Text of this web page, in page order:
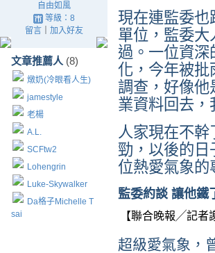
自由如風
等級：8
留言｜ 加入好友
文章推薦人 (8)
燉奶(冷眼看人生)
jamestyle
老楊
A.L.
SCFtw2
Lohengrin
Luke-Skywalker
Da格子Michelle T
sai
現在連監委也
單位，監委
過。一位資
化，今年被
調查，好像
業資料回去，
人家現在不
勁，以後的
位熱愛氣象的
監委約談 讓他鐵
【聯合晚報╱記者
超級愛氣象，